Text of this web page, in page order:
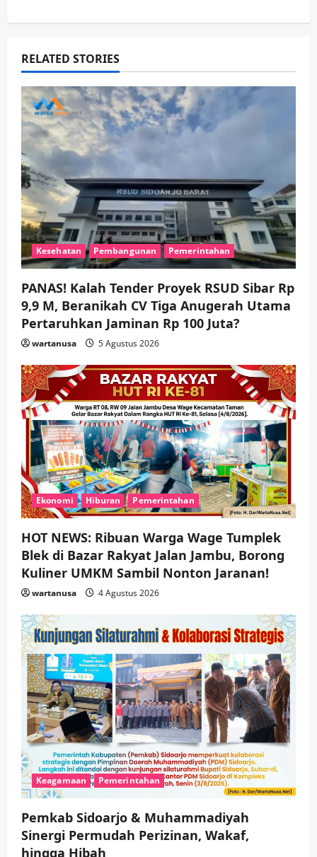
i
g
a
t
i
o
n
RELATED STORIES
Kesehatan Pembangunan Pemerintahan
PANAS! Kalah Tender Proyek RSUD Sibar Rp
9,9 M, Beranikah CV Tiga Anugerah Utama
Pertaruhkan Jaminan Rp 100 Juta?
wartanusa 5 Agustus 2026
Ekonomi Hiburan Pemerintahan
HOT NEWS: Ribuan Warga Wage Tumplek
Blek di Bazar Rakyat Jalan Jambu, Borong
Kuliner UMKM Sambil Nonton Jaranan!
wartanusa 4 Agustus 2026
Keagamaan Pemerintahan
Pemkab Sidoarjo & Muhammadiyah
Sinergi Permudah Perizinan, Wakaf,
hingga Hibah